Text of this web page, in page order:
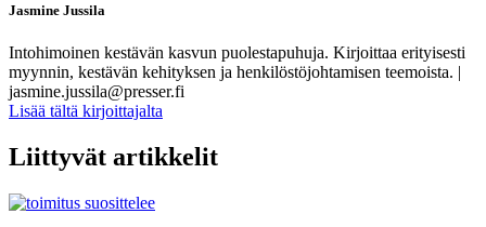
Jasmine Jussila
Intohimoinen kestävän kasvun puolestapuhuja. Kirjoittaa erityisesti
myynnin, kestävän kehityksen ja henkilöstöjohtamisen teemoista. |
jasmine.jussila@presser.fi
Lisää tältä kirjoittajalta
Liittyvät artikkelit